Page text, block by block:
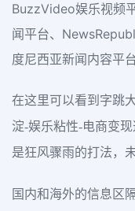
BuzzVideo娱乐视频
闻平台、
度尼西亚新闻内容平
在这里可以看到字跳
淀-娱乐粘性-电商变
是狂风骤雨的打法，
国内和海外的信息区